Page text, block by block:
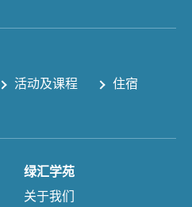
活动及课程
住宿
绿汇学苑
关于我们